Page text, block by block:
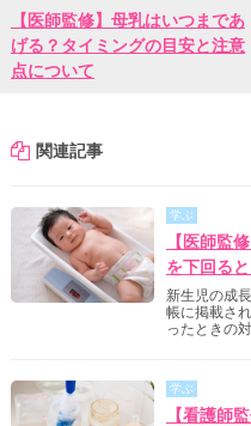
【医師監修】母乳はいつまであ
げる？タイミングの目安と注意
点について
関連記事
学ぶ
【医師監
を下回る
新生児の成
帳に掲載さ
ったときの
学ぶ
【看護師